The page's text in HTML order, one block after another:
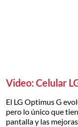
Video: Celular
El LG Optimus G
pero lo único que
pantalla y las